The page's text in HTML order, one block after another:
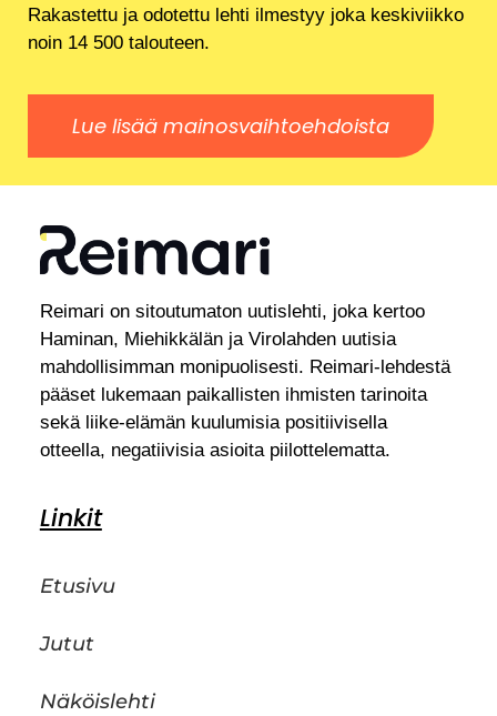
Rakastettu ja odotettu lehti ilmestyy joka keskiviikko
noin 14 500 talouteen.
Lue lisää mainosvaihtoehdoista
Reimari on sitoutumaton uutislehti, joka kertoo
Haminan, Miehikkälän ja Virolahden uutisia
mahdollisimman monipuolisesti. Reimari-lehdestä
pääset lukemaan paikallisten ihmisten tarinoita
sekä liike-elämän kuulumisia positiivisella
otteella, negatiivisia asioita piilottelematta.
Linkit
Etusivu
Jutut
Näköislehti